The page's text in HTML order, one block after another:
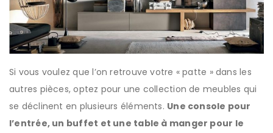
Si vous voulez que l’on retrouve votre « patte » dans les
autres pièces, optez pour une collection de meubles qui
se déclinent en plusieurs éléments. Une console pour
l’entrée, un buffet et une table à manger pour le